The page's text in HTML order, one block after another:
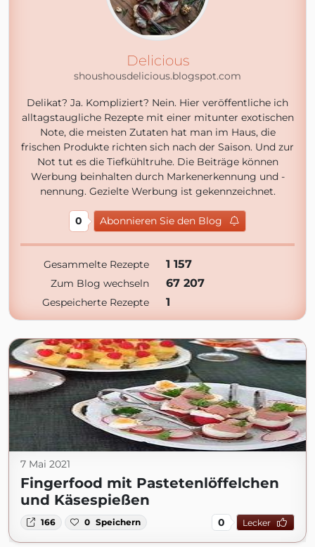
Delicious
shoushousdelicious.blogspot.com
Delikat? Ja. Kompliziert? Nein. Hier veröffentliche ich
alltagstaugliche Rezepte mit einer mitunter exotischen
Note, die meisten Zutaten hat man im Haus, die
frischen Produkte richten sich nach der Saison. Und zur
Not tut es die Tiefkühltruhe. Die Beiträge können
Werbung beinhalten durch Markenerkennung und -
nennung. Gezielte Werbung ist gekennzeichnet.
0 Abonnieren Sie den Blog
Gesammelte Rezepte 1 157
Zum Blog wechseln 67 207
Gespeicherte Rezepte 1
7 Mai 2021
Fingerfood mit Pastetenlöffelchen
und Käsespießen
166 0 Speichern 0 Lecker